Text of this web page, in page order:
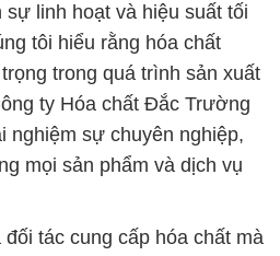
linh hoạt và hiệu suất tối
tôi hiểu rằng hóa chất
trong quá trình sản xuất
ty Hóa chất Đắc Trường
nghiệm sự chuyên nghiệp,
mọi sản phẩm và dịch vụ
tác cung cấp hóa chất mà